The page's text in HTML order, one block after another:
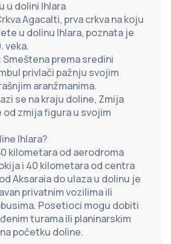
u dolini Ihlara
Agacalti, prva crkva na koju
u dolinu Ihlara, poznata je
veka.
Smeštena prema sredini
privlači pažnju svojim
aranžmanima.
se na kraju doline, Zmija
od zmija figura u svojim
Ihlara?
kilometara od aerodroma
i 40 kilometara od centra
Aksaraia do ulaza u dolinu je
privatnim vozilima ili
Posetioci mogu dobiti
turama ili planinarskim
početku doline.